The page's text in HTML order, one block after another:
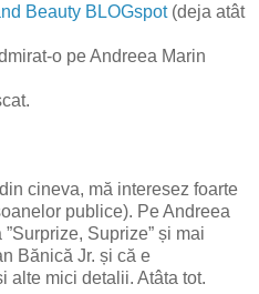
Beauty BLOGspot(deja atât
o pe Andreea Marin
cineva, mă interesez foarte
publice). Pe Andreea
Suprize” și mai
Bănică Jr. și că e
alte mici detalii. Atâta tot.